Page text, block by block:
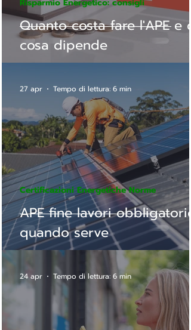
Quanto costa fare l'APE e
cosa dipende
Risparmio Energetico: consigli
APE fine lavori obbligatorio:
quando serve
Certificazioni Energetiche Norme
27 apr Tempo di lettura: 6 min
24 apr Tempo di lettura: 6 min